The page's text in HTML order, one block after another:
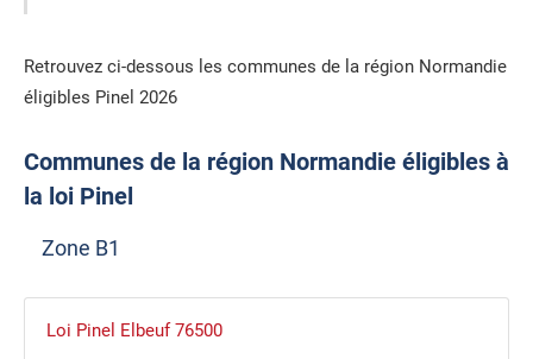
Retrouvez ci-dessous les communes de la région Normandie
éligibles Pinel 2026
Communes de la région Normandie éligibles à
la loi Pinel
Zone B1
Loi Pinel Elbeuf 76500